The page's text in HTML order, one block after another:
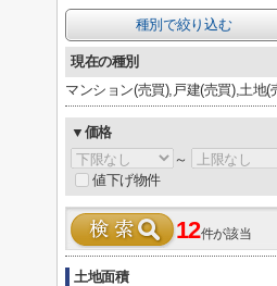
種別で絞り込む
現在の種別
マンション(売買),戸建(売買),土地(
▼価格
～
値下げ物件
12件が該当
土地面積